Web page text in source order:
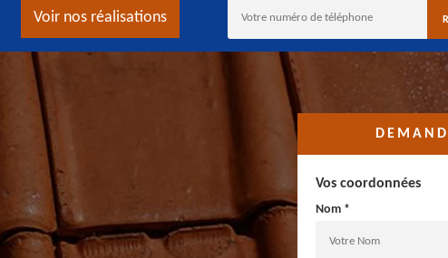
Voir nos réalisations
Vos coordonnées
Nom *